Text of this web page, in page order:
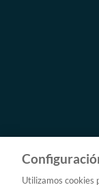
Utilizamos cookies